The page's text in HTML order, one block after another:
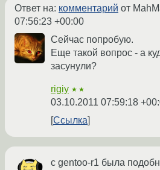
Ответ на: комментарий от
07:56:23 +00:00
Сейчас попробую.
Еще такой вопрос - а
засунули?
rigiy ★★
03.10.2011 07:59:18
Ссылка
c gentoo-r1 была